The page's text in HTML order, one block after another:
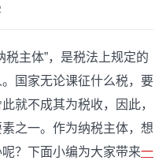
主体”，是税法上规定的
国家无论课征什么税，要
就不成其为税收，因此，
之一。作为纳税主体，想
？下面小编为大家带来一